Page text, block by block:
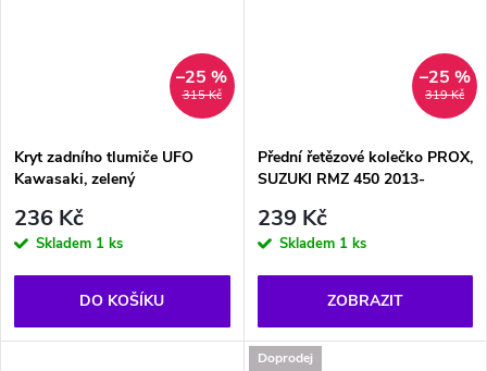
315 Kč
–25 %
Kryt zadního tlumiče UFO
Kawasaki, zelený
236 Kč
Skladem 1 ks
DO KOŠÍKU
319 Kč
–25 %
Přední řetězové kolečko PROX,
SUZUKI RMZ 450 2013-
239 Kč
Skladem 1 ks
ZOBRAZIT
Doprodej